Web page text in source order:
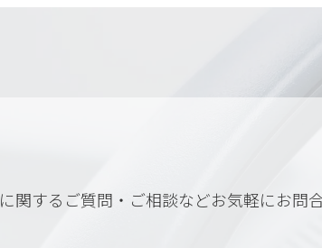
関するご質問・ご相談などお気軽にお問